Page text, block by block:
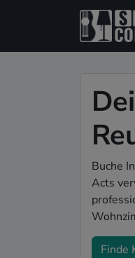
Buche
Acts
Finde